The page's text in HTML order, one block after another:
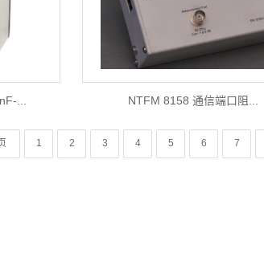
... NTFM 8158 通信端口阻...
1 2 3 4 5 6 7